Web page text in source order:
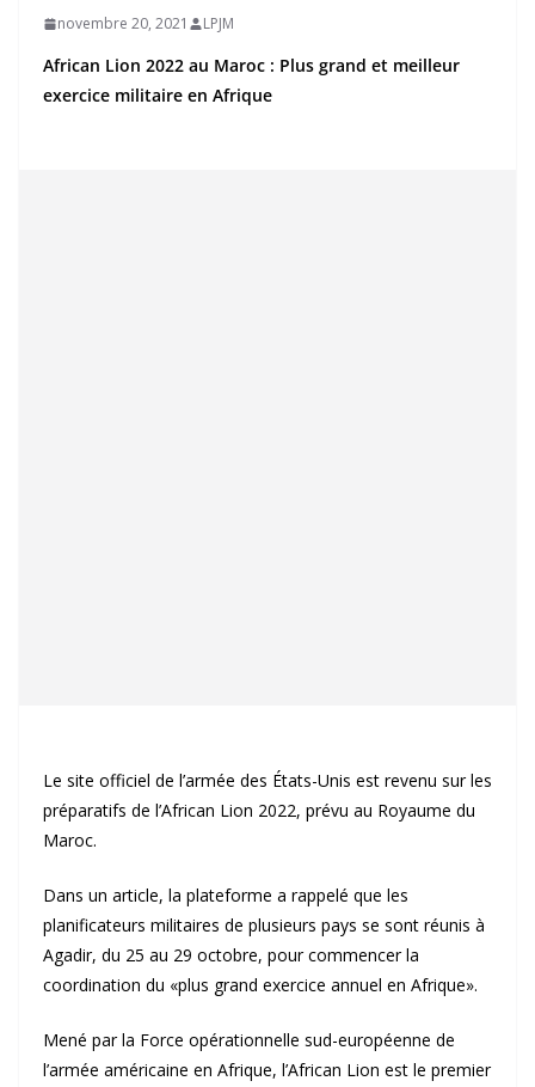
novembre 20, 2021 LPJM
African Lion 2022 au Maroc : Plus grand et meilleur
exercice militaire en Afrique
Le site officiel de l’armée des États-Unis est revenu sur les
préparatifs de l’African Lion 2022, prévu au Royaume du
Maroc.
Dans un article, la plateforme a rappelé que les
planificateurs militaires de plusieurs pays se sont réunis à
Agadir, du 25 au 29 octobre, pour commencer la
coordination du «plus grand exercice annuel en Afrique».
Mené par la Force opérationnelle sud-européenne de
l’armée américaine en Afrique, l’African Lion est le premier